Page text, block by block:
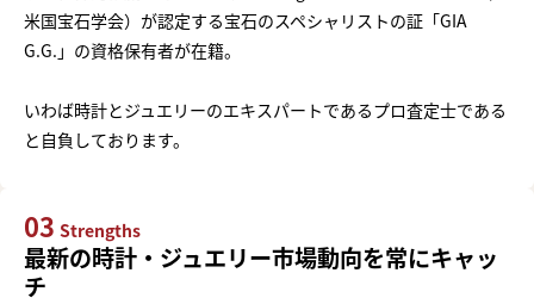
米国宝石学会）が認定する宝石のスペシャリストの証「GIA
G.G.」の資格保有者が在籍。
いわば時計とジュエリーのエキスパートであるプロ査定士である
と自負しております。
03 Strengths
最新の時計・ジュエリー市場動向を常にキャッ
チ